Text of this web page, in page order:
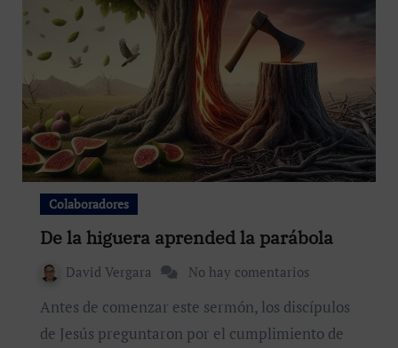
Colaboradores
De la higuera aprended la parábola
David Vergara No hay comentarios
Antes de comenzar este sermón, los discípulos
de Jesús preguntaron por el cumplimiento de